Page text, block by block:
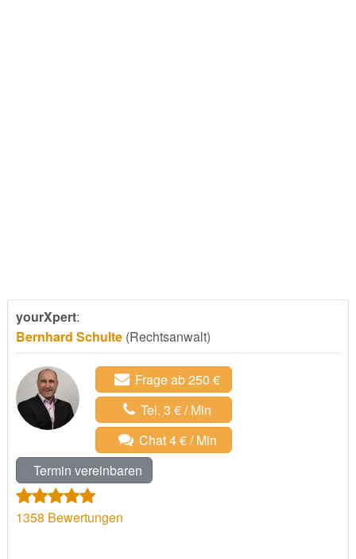
yourXpert:
Bernhard Schulte(Rechtsanwalt)
Frage ab 250 €
Tel. 3 € / Min
Chat 4 € / Min
Termin vereinbaren
1358 Bewertungen